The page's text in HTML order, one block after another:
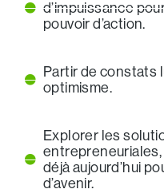
d’impuissance
pouvoir d’action.
Partir de constats
optimisme.
Explorer les
déjà aujourd’hui
d’avenir.